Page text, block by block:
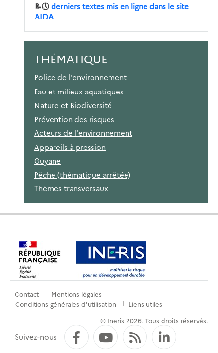
📝🕔derniers textes mis en ligne dans le site
AIDA
THÉMATIQUE
Police de l'environnement
Eau et milieux aquatiques
Nature et Biodiversité
Prévention des risques
Acteurs de l'environnement
Appareils à pression
Guyane
Pêche (thématique arrêtée)
Thèmes transversaux
Menu
pied
Contact
Mentions légales
Conditions générales d'utilisation
Liens utiles
© Ineris 2026. Tous droits réservés.
Suivez-nous FacebookYouTube
Flux RSS